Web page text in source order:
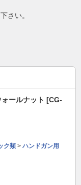
さい。
ールナット [CG-
ク類 > ハンドガン用